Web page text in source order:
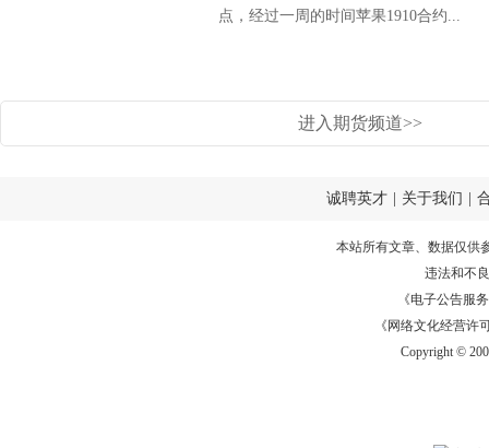
点，经过一周的时间苹果1910合约...
进入期货频道>>
诚聘英才 关于我们
本站所有文章、数据仅供
违法和不
《电子公告服务
《网络文化经营许
Copyright ©